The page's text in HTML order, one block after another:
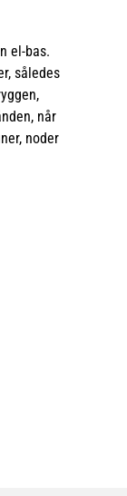
el-bas.
således
når
noder